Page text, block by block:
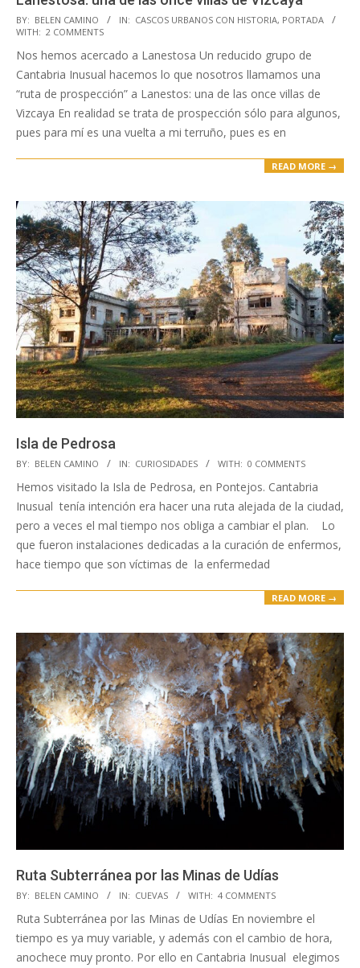
2018-
11-
09
BY: BELEN CAMINO IN: CASCOS URBANOS CON HISTORIA, PORTADA
WITH: 2 COMMENTS
Nos hemos acercado a Lanestosa Un reducido grupo de
Cantabria Inusual hacemos lo que nosotros llamamos una
“ruta de prospección” a Lanestos: una de las once villas de
Vizcaya En realidad se trata de prospección sólo para algunos,
pues para mí es una vuelta a mi terruño, pues es en
READ MORE →
Isla de Pedrosa
2018-
01-
15
BY: BELEN CAMINO IN: CURIOSIDADES WITH: 0 COMMENTS
Hemos visitado la Isla de Pedrosa, en Pontejos. Cantabria
Inusual tenía intención era hacer una ruta alejada de la ciudad,
pero a veces el mal tiempo nos obliga a cambiar el plan. Lo
que fueron instalaciones dedicadas a la curación de enfermos,
hace tiempo que son víctimas de la enfermedad
READ MORE →
Ruta Subterránea por las Minas de Udías
2017-
12-
21
BY: BELEN CAMINO IN: CUEVAS WITH: 4 COMMENTS
Ruta Subterránea por las Minas de Udías En noviembre el
tiempo es ya muy variable, y además con el cambio de hora,
anochece muy pronto. Por ello en Cantabria Inusual elegimos